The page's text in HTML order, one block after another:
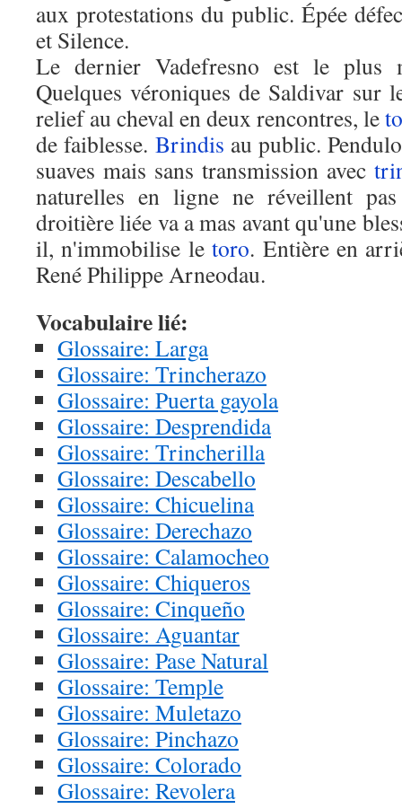
aux protestations du public. Épée
et Silence.
Le dernier Vadefresno est le plus
Quelques véroniques de Saldivar sur
relief au cheval en deux rencontres, le
de faiblesse. Brindis au public.
suaves mais sans transmission avec
naturelles en ligne ne réveillent
droitière liée va a mas avant qu'une
il, n'immobilise letoro. Entière en
René Philippe Arneodau.
Vocabulaire lié:
Glossaire: Larga
Glossaire: Trincherazo
Glossaire: Puerta gayola
Glossaire: Desprendida
Glossaire: Trincherilla
Glossaire: Descabello
Glossaire: Chicuelina
Glossaire: Derechazo
Glossaire: Calamocheo
Glossaire: Chiqueros
Glossaire: Cinqueño
Glossaire: Aguantar
Glossaire: Pase Natural
Glossaire: Temple
Glossaire: Muletazo
Glossaire: Pinchazo
Glossaire: Colorado
Glossaire: Revolera